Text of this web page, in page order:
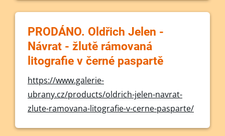
PRODÁNO. Oldřich Jelen -
Návrat - žlutě rámovaná
litografie v černé paspartě
https://www.galerie-
ubrany.cz/products/oldrich-jelen-navrat-
zlute-ramovana-litografie-v-cerne-pasparte/